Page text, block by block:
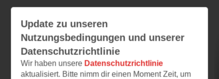
The Artist
30.03.2026 – 13:37
Update zu unseren
Nutzungsbedingungen und unserer
Datenschutzrichtlinie
Wir haben unsere Datenschutzrichtlinie
aktualisiert. Bitte nimm dir einen Moment Zeit, um